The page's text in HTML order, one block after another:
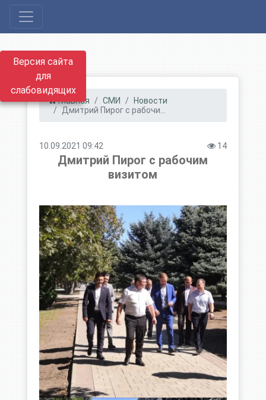
Версия сайта
для
слабовидящих
Главная СМИ
Новости
Дмитрий Пирог с рабочи...
10.09.2021 09:42 14
Дмитрий Пирог с рабочим
визитом